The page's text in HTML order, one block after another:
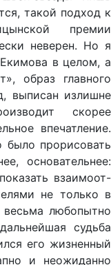
такой подход к
премии
неверен. Но я
в целом, а
образ главного
выписан излишне
скорее
впечатление.
прорисовать
основательнее:
взаимоот-
не только в
любопытно
судьба
его жизненный
и неожиданно